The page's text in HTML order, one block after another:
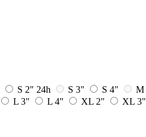
S 2" 24h S 3" S 4"
M
L 3" L 4" XL 2"
XL 3"